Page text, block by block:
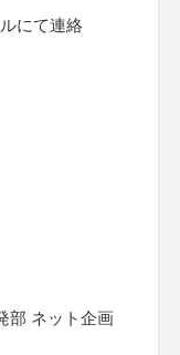
にて連絡
部 ネット企画